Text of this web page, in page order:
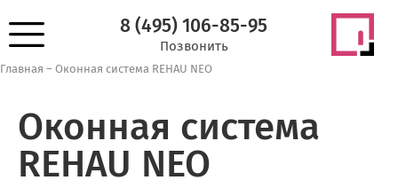
8 (495) 106-85-95
Позвонить
Главная – Оконная система REHAU NEO
Оконная система
REHAU NEO